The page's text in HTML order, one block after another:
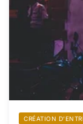
CRÉATION